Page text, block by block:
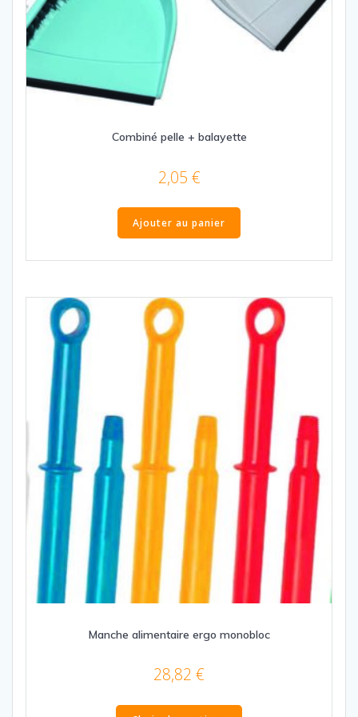
Combiné pelle + balayette
2,05 €
Ajouter au panier
Manche alimentaire ergo monobloc
28,82 €
Ce